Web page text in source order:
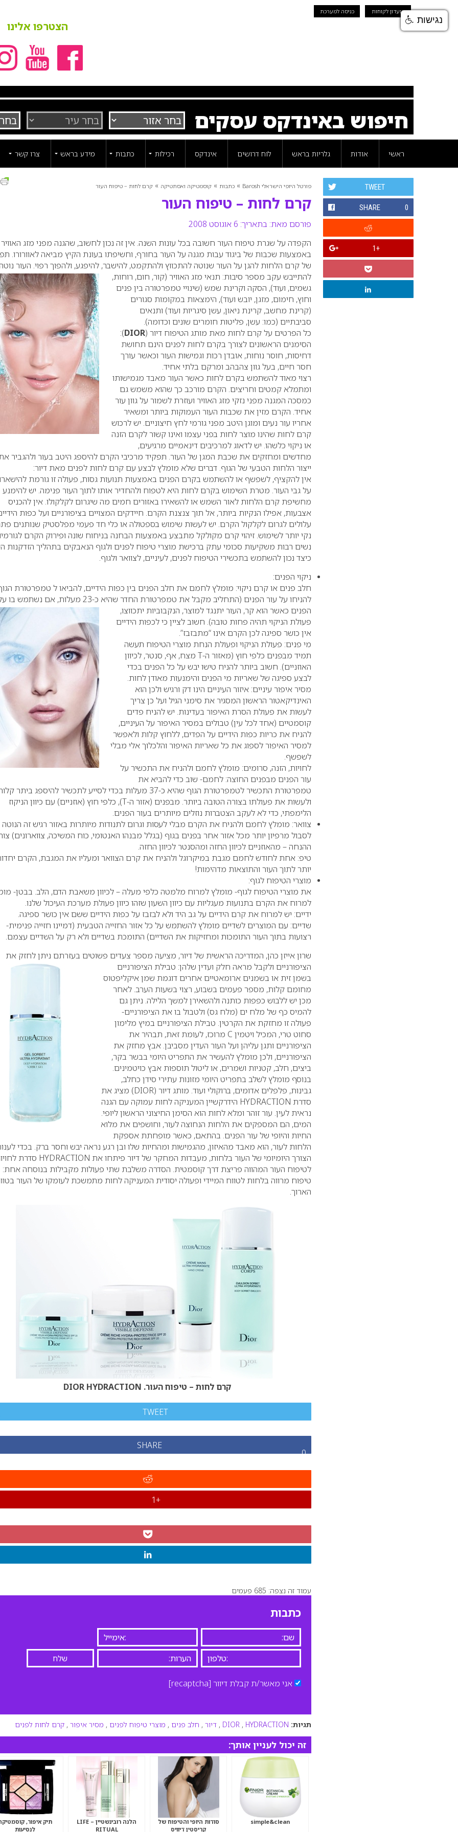
מועדון לקוחות כניסה למערכת
הצטרפו אלינו
חיפוש באינדקס עסקים
ראשי אודות גלריות בראש לוח דרושים אינדקס רכילות כתבות מידע בראש צרו קשר
פורטל היופי הישראלי Barosh » כתבות » קוסמטיקה ואסתטיקה » קרם לחות – טיפוח העור
קרם לחות – טיפוח העור
פורסם מאת: בתאריך: 6 אוגוסט 2008
TWEET
SHARE 0
+1
הקפדה על שגרת טיפוח העור חשובה בכל עונות השנה. אין זה נכון לחשוב, שהגנה מפני מזג האוויר
באמצעות שכבות של ביגוד עבות מגנה על העור בחורף, וחשיפתו בעונת הקיץ מביאה לאוורורו.
של קרם הלחות להגן על העור שנוטה להתכווץ ולהתקמט, להישבר, להיפגע, ולהפוך רפוי. העור
להתייבש עקב מספר סיבות: תנאי מזג האוויר (קור, חום, רוחות,
גשמים, ועוד), הסקה וקרינת שמש (שינויי טמפרטורה בין פנים
וחוץ, חימום, מזגן, יובש ועוד), הימצאות במקומות סגורים
(קרינת מחשב, קרינת ניאון, עשן סיגריות ועוד) ותנאים
סביבתיים (כמו: עשן, פליטות חומרים שונים וכדומה).
כל הפרטים על קרם לחות מאת מותג הטיפוח דיור (DIOR
):
הסימנים הראשונים לצורך בקרם לחות לפנים הינם תחושת
דחיסות, חוסר נוחות, אובדן רכות וגמישות העור וכאשר עורך
חסר חיים, בעל גוון צהבהב ומרקם בלתי אחיד.
רצוי מאוד להשתמש בקרם לחות כאשר העור מאבד מגמישותו
ומתמלא קמטים וחריצים. הקרם מורכב כך שהוא משמש גם
כמסכה המגנה מפני נזקי מזג האוויר ועוזרת לשמור על גוון עור
אחיד. הקרם מזין את שכבות העור העמוקות ביותר ומשאיר
אחריו עור נעים ומוגן היטב מפני גורמי לחץ חיצוניים. יש לרכוש
קרם לחות שהינו מוצר לחות בפני עצמו ואינו קשור לקרם הזנה
או ניקוי כלשהו. יש לדאוג למרכיבים דינאמיים מרגיעים,
מחדשים ומחזקים את שכבת המגן של העור. תפקיד מרכיבי הקרם להיספג היטב בעור ולהגביר
ייצור הלחות הטבעי של הגוף. דברים שלא מומלץ לבצע עם קרם לחות לפנים מאת דיור:
אין להקציף, לשפשף או להשתמש בקרם הפנים באמצעות תנועות גסות, פעולה זו גורמת
על גבי העור. מטרת השימוש בקרם לחות היא לטפוח ולהחדיר אותו לתוך העור פנימה. יש להימנע
מחשיפת קרם הלחות לאור השמש או להשאירו באזורים חמים מה שיגרום לקלקולו. אין להכניס
אצבעות, אפילו הנקיות ביותר, אל תוך צנצנת הקרם. חיידקים המצויים בציפורניים ועל כפות
עלולים לגרום לקלקול הקרם. יש לעשות שימוש בספטולה או כלי חד פעמי מפלסטיק שנותנים
נקי יותר לשימוש. זיהוי קרם מקולקל מתבצע באמצעות הבחנה בניחוח שונה ופירוק הקרם
נשים רבות משקיעות סכומי עתק ברכישת מוצרי טיפוח לפנים ולגוף הנאבקים בתהליך הזדקנות
כיצד נכון להשתמש בתכשירי הטיפוח לפנים, לעיניים, לצוואר ולגוף.
ניקוי הפנים:
חלב פנים או קרם ניקוי: מומלץ לחמם את חלב הפנים בין כפות הידיים, להביאו ל טמפרטורת
להניחו על עור הפנים (התחליב מקבל את טמפרטורת החדר שהיא כ-23 מעלות, אם נשתמש בו על עור
הפנים כאשר הוא קר, העור יתנגד למוצר, הנקבוביות יתכווצו,
פעולת הניקוי תהיה פחות טובה). חשוב לציין כי לכפות הידיים
אין כושר ספיגה לכן הקרם אינו “מתבזבז”.
מי פנים: פעולת הניקוי ופעולת הנחת מוצרי הטיפוח תעשה
תמיד מבפנים כלפי חוץ (מאזור ה-T מצח, אף, סנטר, לכיוון
האוזניים). חשוב ביותר להניח טישו יבש על כל הפנים בכדי
לבצע ספיגה של שאריות מי הפנים והימנעות מאודן לחות.
מסיר איפור עיניים: איזור העיניים הינו דק ורגיש ולכן הוא
האינדיקאטור הראשון המסגיר את סימני הגיל ועל כן צריך
לעשות את פעולת הסרת האיפור בעדינות. יש להניח פדים
קוסמטיים (אחד לכל עין) טבולים במסיר האיפור על העיניים,
להניח את כריות כפות הידיים על הפדים, ללחוץ קלות ולאפשר
למסיר האיפור לספוג את כל שאריות האיפור והלכלוך אלי מבלי
לשפשף.
לחויות, הזנה, סרומים: מומלץ לחמם ולהניח את התכשיר על
עור הפנים מבפנים החוצה: לחמם- שוב כדי להביא את
טמפרטורת התכשיר לטמפרטורת הגוף שהיא כ-37 מעלות בכדי לסייע לתכשיר להיספג ביתר
ולעשות את פעולתו בצורה הטובה ביותר. מבפנים (אזור ה-T), כלפי חוץ (אוזניים) עם כיוון הניקוז
הלימפתי, כדי לא לעקב הצטברות נוזלים מיותרים בעור הפנים.
צוואר: מומלץ לחמם ולהניח את הקרם מבלי לעסות וגרום לתנודות מיותרות באזור רגיש זה הנוטה
לסבול מרפיון יותר מכל אזור אחר בפנים בגוף (בגלל מבנהו האנטומי, כוח המשיכה, צווארונים)
ההנחה – מהאוזניים לכיוון החזה ומהסנטר לכיוון החזה.
טיפ: אחת לחודש לחמם מגבת במיקרוגל ולהניח את קרם הצוואר ומעליו את המגבת, הקרם
יותר לתוך העור והתוצאות מדהימות!
מוצרי הטיפוח לגוף:
את מוצרי הטיפוח לגוף- מומלץ למרוח מלמטה כלפי מעלה – לכיוון משאבת הדם, הלב. בבטן-
למרוח את הקרם בתנועות מעגליות עם כיוון השעון שזהו כיוון פעולת מערכת העיכול שלנו.
ידיים: יש למרוח את קרם הידיים על גב היד ולא לבזבז על כפות הידיים ששם אין כושר ספיגה.
שדיים: עם המוצרים לשדיים מומלץ להשתמש על כל אזור החזייה הטבעית (דמיינו חזייה פנימית-
רצועות בתוך העור התומכות ומחזיקות את השדיים) התומכת בשדיים ולא רק על השדיים עצמם.
שרון אייזן כהן, המדריכה הראשית של דיור, מציעה מספר צעדים פשוטים בעזרתם ניתן לחזק את
הציפורניים ולקבל מראה חלק ועדין שלהן: טבילת הציפורניים
בשמן זית או בשמנים ארומאטיים אחרים דוגמת שמן איקליפטוס
מחומם קלות, מספר פעמים בשבוע, רצוי בשעות הערב. לאחר
מכן יש ללבוש כפפות כותנה ולהשאירן למשך הלילה. ניתן גם
להמיס כף של מלח ים (מלח גס) ולטבול בו את הציפורניים-
פעולה זו מחזקת את הקרטין. טבילת הציפורניים במיץ מלימון
סחוט טרי, המכיל ויטמין C מרוכז, לעומת זאת, תבהיר את
הציפורניים ותגן עליהן ועל העור העדין מסביבן. אבץ מחזק את
הציפורניים, ולכן מומלץ להעשיר את התפריט היומי בבשר בקר,
ביצים, חלב, קטניות ושמרים, או ליטול תוספות אבץ כויטמינים.
בנוסף מומלץ לשלב בתפריט היומי מזונות עתירי סידן כחלב,
גבינות, פלפלים אדומים, ברוקולי ועוד. מותג דיור (DIOR) מציג את
סדרת HYDRACTION הידרקשיין המעניקה לחות עמוקה עם הגנה
נראית לעין. עור זוהר ומלא לחות הוא הסימן החיצוני הראשון ליופי.
המים, הם המספקים את הלחות הנחוצה לעור, וחושפים את מלוא
החיות והיופי של עור הפנים. בהתאם, כאשר מופחתת אספקת
הלחות לעור, הוא מאבד מהאיזון, מהגמישות ומהחיות שלו ובן רגע נראה יבש וחסר ברק. בכדי
הצורך היומיומי של העור בלחות, מעבדות המחקר של דיור פיתחו את HYDRACTION סדרת
לטיפוח העור המהווה פריצת דרך קוסמטית. הסדרה משלבת שתי פעולות מקבילות בנוסחה אחת:
טיפוח מרווה בלחות לטווח המיידי ופעולה יסודית המעניקה לחות מתמשכת לעומקו של העור
הארוך.
קרם לחות – טיפוח העור. DIOR HYDRACTION
TWEET
SHARE
0
+1
עמוד זה נצפה: 685 פעמים
כתבות
אני מאשר/ת קבלת דיוור [recaptcha]
תגיות: DIOR , HYDRACTION
, דיור , חלב פנים , מוצרי טיפוח לפנים , מסיר איפור , קרם לחות לפנים
זה יכול לעניין אותך:
simple&clean
סודות היופי והטיפוח של
קריסטין דיוויס
הלנה רובינשטיין – LIFE
RITUAL
תיק איפור,
לנסיעות
נגישות